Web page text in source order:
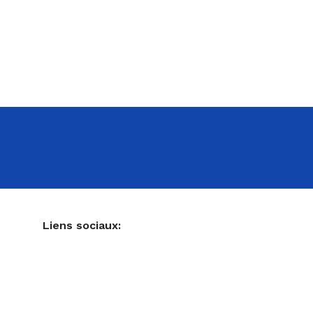
Liens sociaux: